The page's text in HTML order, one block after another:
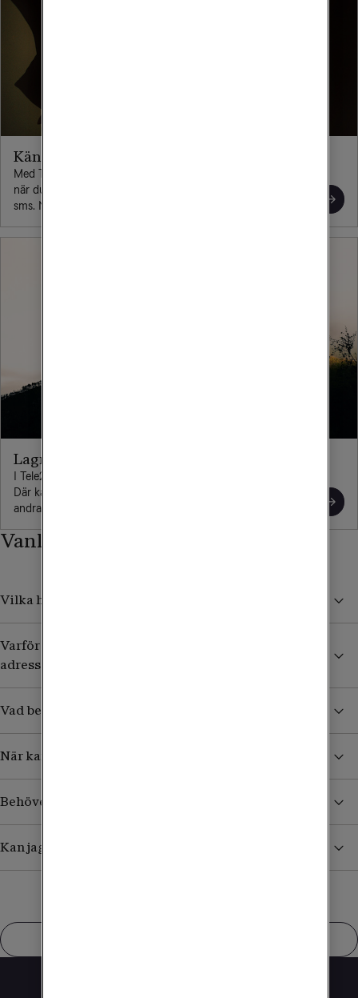
Känn dig trygg på nätet
Med Tele2 Säker Total är du trygg när du surfar, exempelvis
när du shoppar, utför bankärenden eller klickar på länkar i
sms. Nu även med ID-monitorering och VPN.
Lagra hur mycket du vill
I Tele2 Cloud kan du lagra hur mycket du vill på samma ställe.
Där kan du lägga upp och komma åt dina bilder, filmer och
andra filer från alla dina enheter.
Vanliga frågor om bredband
Vilka hastigheter på bredband kan jag få från Tele2?
Varför kostar bredbandet olika mycket på olika
adresser?
Vad betyder exempelvis 250/50 eller 250/250?
När kan jag börja använda mitt bredband?
Behöver jag någon utrustning själv för mitt bredband?
Kan jag få hjälp att installera min router?